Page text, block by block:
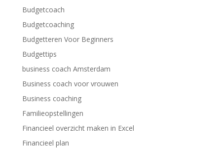
Budgetcoach
Budgetcoaching
Budgetteren Voor Beginners
Budgettips
business coach Amsterdam
Business coach voor vrouwen
Business coaching
Familieopstellingen
Financieel overzicht maken in Excel
Financieel plan